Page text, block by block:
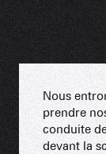
Nous
prendre
conduite
devant la